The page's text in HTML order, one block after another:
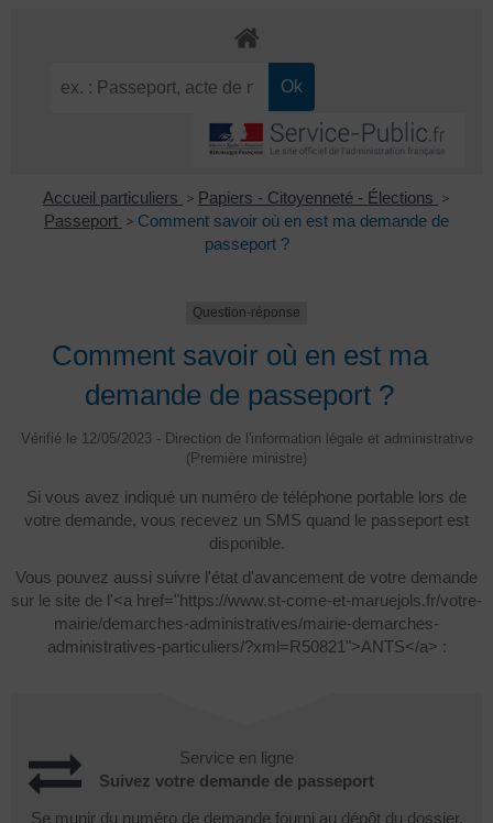
Accueil particuliers > Papiers - Citoyenneté - Élections >
Passeport > Comment savoir où en est ma demande de
passeport ?
Question-réponse
Comment savoir où en est ma
demande de passeport ?
Vérifié le 12/05/2023 - Direction de l'information légale et administrative
(Première ministre)
Si vous avez indiqué un numéro de téléphone portable lors de
votre demande, vous recevez un SMS quand le passeport est
disponible.
Vous pouvez aussi suivre l'état d'avancement de votre demande
sur le site de l'<a href="https://www.st-come-et-maruejols.fr/votre-
mairie/demarches-administratives/mairie-demarches-
administratives-particuliers/?xml=R50821">ANTS</a> :
Service en ligne
Suivez votre demande de passeport
Se munir du numéro de demande fourni au dépôt du dossier.